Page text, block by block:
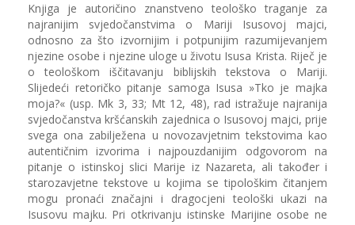
Knjiga je autoričino znanstveno teološko traganje za
najranijim svjedočanstvima o Mariji Isusovoj majci,
odnosno za što izvornijim i potpunijim razumijevanjem
njezine osobe i njezine uloge u životu Isusa Krista. Riječ je
o teološkom iščitavanju biblijskih tekstova o Mariji.
Slijedeći retoričko pitanje samoga Isusa »Tko je majka
moja?« (usp. Mk 3, 33; Mt 12, 48), rad istražuje najranija
svjedočanstva kršćanskih zajednica o Isusovoj majci, prije
svega ona zabilježena u novozavjetnim tekstovima kao
autentičnim izvorima i najpouzdanijim odgovorom na
pitanje o istinskoj slici Marije iz Nazareta, ali također i
starozavjetne tekstove u kojima se tipološkim čitanjem
mogu pronaći značajni i dragocjeni teološki ukazi na
Isusovu majku. Pri otkrivanju istinske Marijine osobe ne